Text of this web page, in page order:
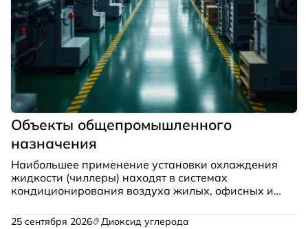
Объекты общепромышленного
назначения
Наибольшее применение установки охлаждения
жидкости (чиллеры) находят в системах
кондиционирования воздуха жилых, офисных и
25 сентября 2026
Диоксид углерода